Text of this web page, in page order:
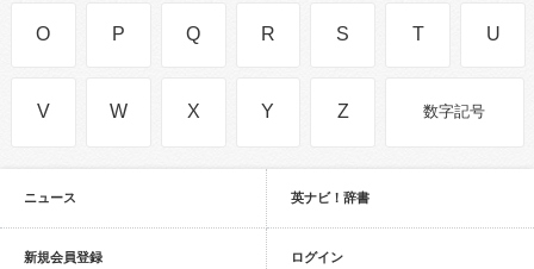
O P Q R S T U
V W X Y Z 数字記号
ニュース 英ナビ！辞書
新規会員登録 ログイン